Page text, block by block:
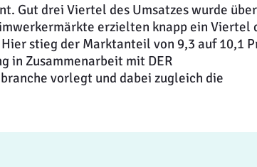
Gut drei Viertel des Umsatzes wurde
erzielten knapp ein Viertel
stieg der Marktanteil von 9,3 auf 10,1
in Zusammenarbeit mit DER
vorlegt und dabei zugleich die